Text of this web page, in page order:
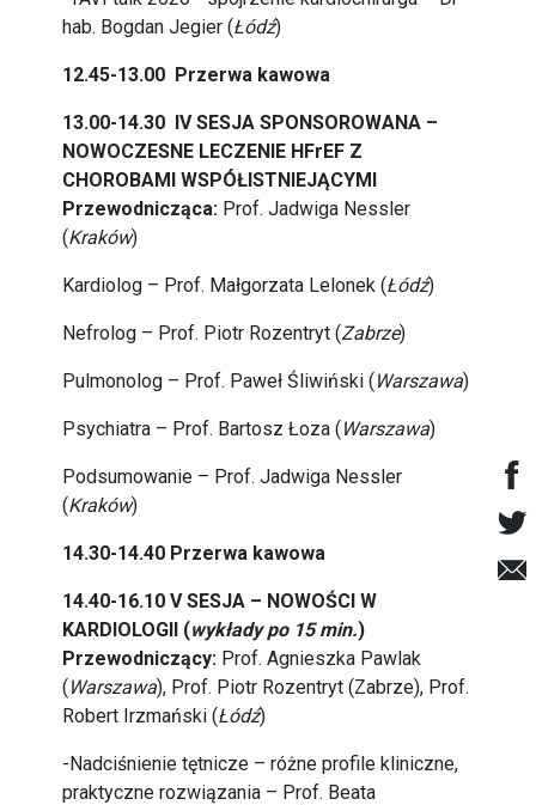
hab. Bogdan Jegier (Łódź)
12.45-13.00 Przerwa kawowa
13.00-14.30 IV SESJA SPONSOROWANA –
NOWOCZESNE LECZENIE HFrEF Z
CHOROBAMI WSPÓŁISTNIEJĄCYMI
Przewodnicząca: Prof. Jadwiga Nessler
(Kraków)
Kardiolog – Prof. Małgorzata Lelonek (Łódź)
Nefrolog – Prof. Piotr Rozentryt (Zabrze)
Pulmonolog – Prof. Paweł Śliwiński (Warszawa)
Psychiatra – Prof. Bartosz Łoza (Warszawa)
Podsumowanie – Prof. Jadwiga Nessler
(Kraków)
14.30-14.40 Przerwa kawowa
14.40-16.10 V SESJA – NOWOŚCI W
KARDIOLOGII (wykłady po 15 min.)
Przewodniczący: Prof. Agnieszka Pawlak
(Warszawa), Prof. Piotr Rozentryt (Zabrze), Prof.
Robert Irzmański (Łódź)
-Nadciśnienie tętnicze – różne profile kliniczne,
praktyczne rozwiązania – Prof. Beata